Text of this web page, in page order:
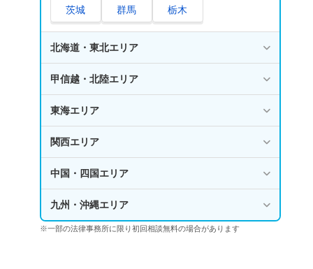
茨城 群馬 栃木
北海道・東北エリア
甲信越・北陸エリア
東海エリア
関西エリア
中国・四国エリア
九州・沖縄エリア
※一部の法律事務所に限り初回相談無料の場合があります